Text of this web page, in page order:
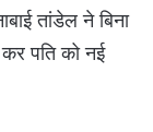
तांडेल ने बिना
पति को नई